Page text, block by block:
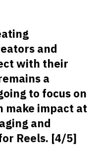
and
with their
a
to focus on
make impact at
and
Reels. [4/5]